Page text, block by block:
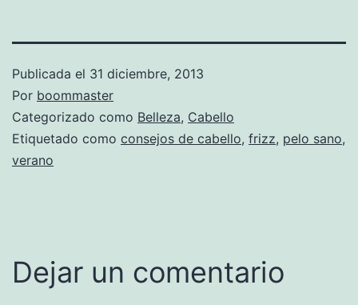
Publicada el 31 diciembre, 2013
Por boommaster
Categorizado como Belleza, Cabello
Etiquetado como consejos de cabello, frizz, pelo sano,
verano
Dejar un comentario